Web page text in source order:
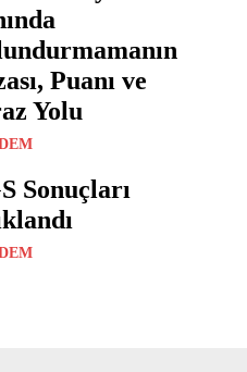
Puanı ve
Yolu
Sonuçları